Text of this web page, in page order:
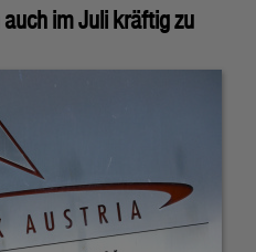
im Juli kräftig zu